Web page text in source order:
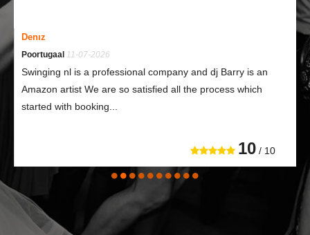
Denız
Poortugaal 11-07-2026
Swinging nl is a professional company and dj Barry is an
Amazon artist We are so satisfied all the process which
started with booking...
10 / 10